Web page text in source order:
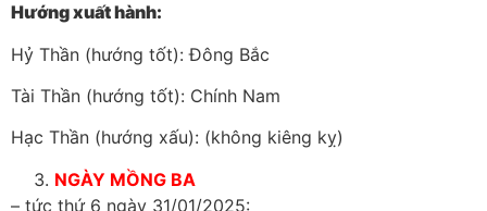
Hướng xuất hành:
Hỷ Thần (hướng tốt): Đông Bắc
Tài Thần (hướng tốt): Chính Nam
Hạc Thần (hướng xấu): (không kiêng kỵ)
NGÀY MỒNG BA
– tức thứ 6 ngày 31/01/2025: